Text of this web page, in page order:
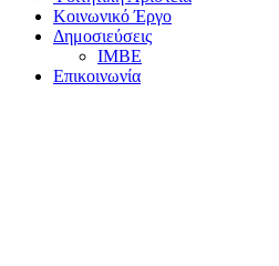
Κοινωνικό Έργο
Δημοσιεύσεις
ΙΜΒΕ
Επικοινωνία